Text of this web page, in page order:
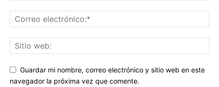
Guardar mi nombre, correo electrónico y sitio web en este
navegador la próxima vez que comente.